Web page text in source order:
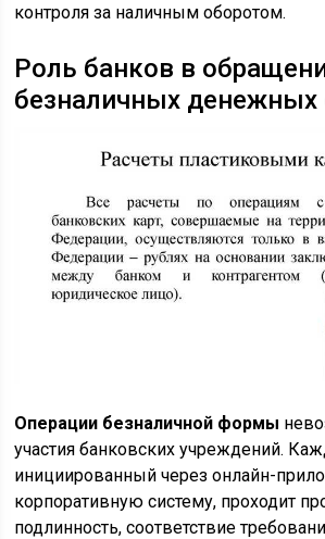
контроля за наличным оборотом.
Роль банков в
безналичных денежных
Операции безналичной формы
участия банковских учреждений.
инициированный через онлайн-
корпоративную систему, проходит
подлинность, соответствие